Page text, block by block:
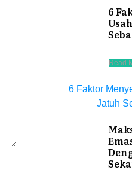
6
Read
6 Faktor
Jatuh